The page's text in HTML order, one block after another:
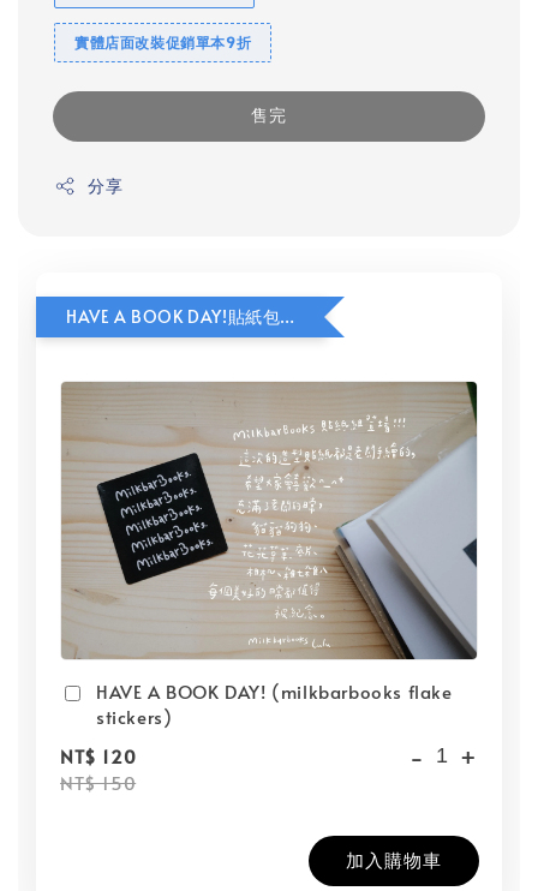
實體店面改裝促銷單本9折
售完
分享
HAVE A BOOK DAY!貼紙包加價購
HAVE A BOOK DAY! (milkbarbooks flake
stickers)
NT$ 120
NT$ 150
- +
加入購物車